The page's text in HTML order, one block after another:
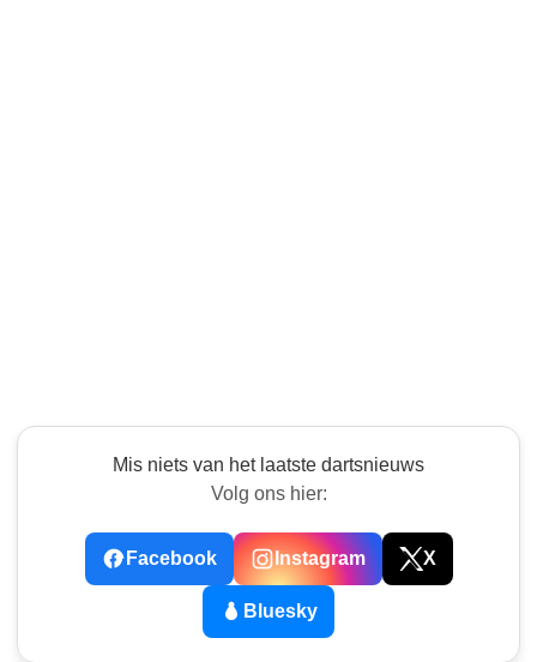
Mis niets van het laatste dartsnieuws
Volg ons hier:
Facebook Instagram X
Bluesky